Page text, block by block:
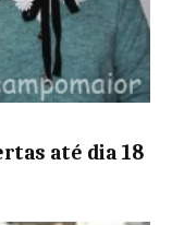
até dia 18